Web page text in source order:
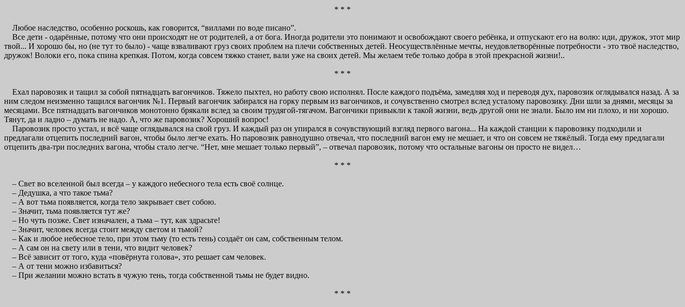
* * *
Любое наследство, особенно роскошь, как говорится, “виллами по воде писано”.
Все дети - одарённые, потому что они происходят не от родителей, а от бога. Иногда родители это понимают и освобождают своего ребёнка, и отпускают его на волю: иди, дружок, этот мир
твой... И хорошо бы, но (не тут то было) - чаще взваливают груз своих проблем на плечи собственных детей. Неосуществлённые мечты, неудовлетворённые потребности - это твоё наследство,
дружок! Волоки его, пока спина крепкая. Потом, когда совсем тяжко станет, вали уже на своих детей. Мы желаем тебе только добра в этой прекрасной жизни!..
* * *
Ехал паровозик и тащил за собой пятнадцать вагончиков. Тяжело пыхтел, но работу свою исполнял. После каждого подъёма, замедляя ход и переводя дух, паровозик оглядывался назад. А за
ним следом неизменно тащился вагончик №1. Первый вагончик забирался на горку первым из вагончиков, и сочувственно смотрел вслед усталому паровозику. Дни шли за днями, месяцы за
месяцами. Все пятнадцать вагончиков монотонно брякали вслед за своим трудягой-тягачом. Вагончики привыкли к такой жизни, ведь другой они не знали. Было им ни плохо, и ни хорошо.
Тянут, да и ладно – думать не надо. А, что же паровозик? Хороший вопрос!
Паровозик просто устал, и всё чаще оглядывался на свой груз. И каждый раз он упирался в сочувствующий взгляд первого вагона... На каждой станции к паровозику подходили и
предлагали отцепить последний вагон, чтобы было легче ехать. Но паровозик равнодушно отвечал, что последний вагон ему не мешает, и что он совсем не тяжёлый. Тогда ему предлагали
отцепить два-три последних вагона, чтобы стало легче. “Нет, мне мешает только первый”, – отвечал паровозик, потому что остальные вагоны он просто не видел…
* * *
– Свет во вселенной был всегда – у каждого небесного тела есть своё солнце.
– Дедушка, а что такое тьма?
– А вот тьма появляется, когда тело закрывает свет собою.
– Значит, тьма появляется тут же?
– Но чуть позже. Свет изначален, а тьма – тут, как здрасьте!
– Значит, человек всегда стоит между светом и тьмой?
– Как и любое небесное тело, при этом тьму (то есть тень) создаёт он сам, собственным телом.
– А сам он на свету или в тени, что видит человек?
– Всё зависит от того, куда «повёрнута голова», это решает сам человек.
– А от тени можно избавиться?
– При желании можно встать в чужую тень, тогда собственной тьмы не будет видно.
* * *